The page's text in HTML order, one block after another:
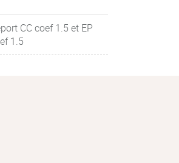
CC coef 1.5 et EP
1.5